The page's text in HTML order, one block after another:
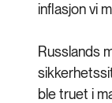
inflasjon vi
Russlands
ble truet i